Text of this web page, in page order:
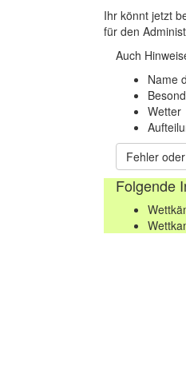
Ihr könnt jetzt
für den
Auch
Name
Wetter
Fehler
Folgende